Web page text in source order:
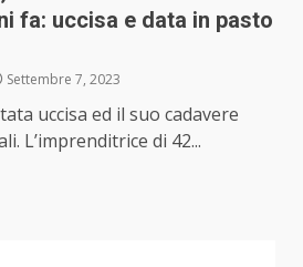
fa: uccisa e data in pasto
Settembre 7, 2023
uccisa ed il suo cadavere
L’imprenditrice di 42...